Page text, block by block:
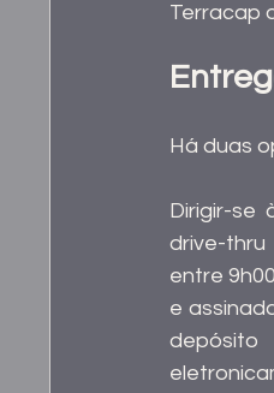
Terracap
Há duas
Dirigir-se
drive-
entre
e